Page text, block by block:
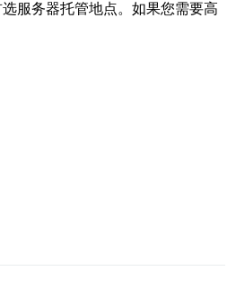
服务器托管地点。如果您需要高